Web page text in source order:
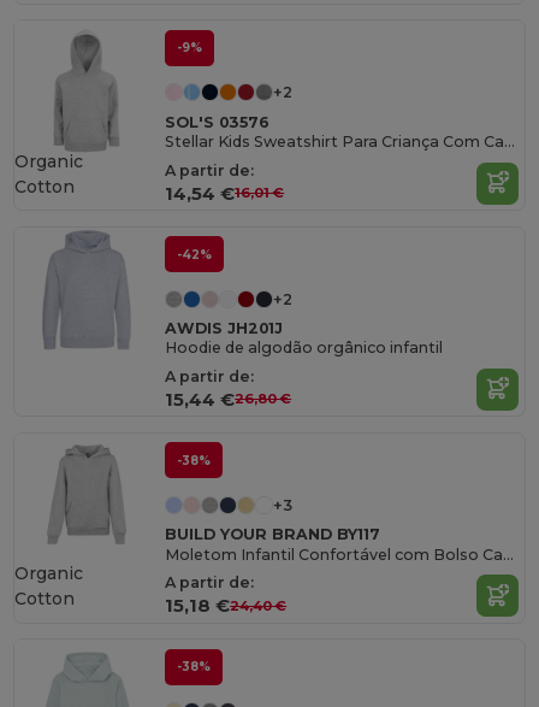
-9%
+2
SOL'S 03576
Stellar Kids Sweatshirt Para Criança Com Capuz
A partir de:
14,54 €16,01 €
Organic
Cotton
-42%
+2
AWDIS JH201J
Hoodie de algodão orgânico infantil
A partir de:
15,44 €26,80 €
-38%
+3
BUILD YOUR BRAND BY117
Moletom Infantil Confortável com Bolso Canguru
A partir de:
15,18 €24,40 €
Organic
Cotton
-38%